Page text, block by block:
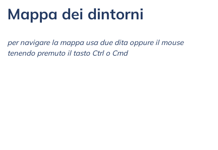
Mappa dei dintorni
per navigare la mappa usa due dita oppure il mouse
tenendo premuto il tasto Ctrl o Cmd